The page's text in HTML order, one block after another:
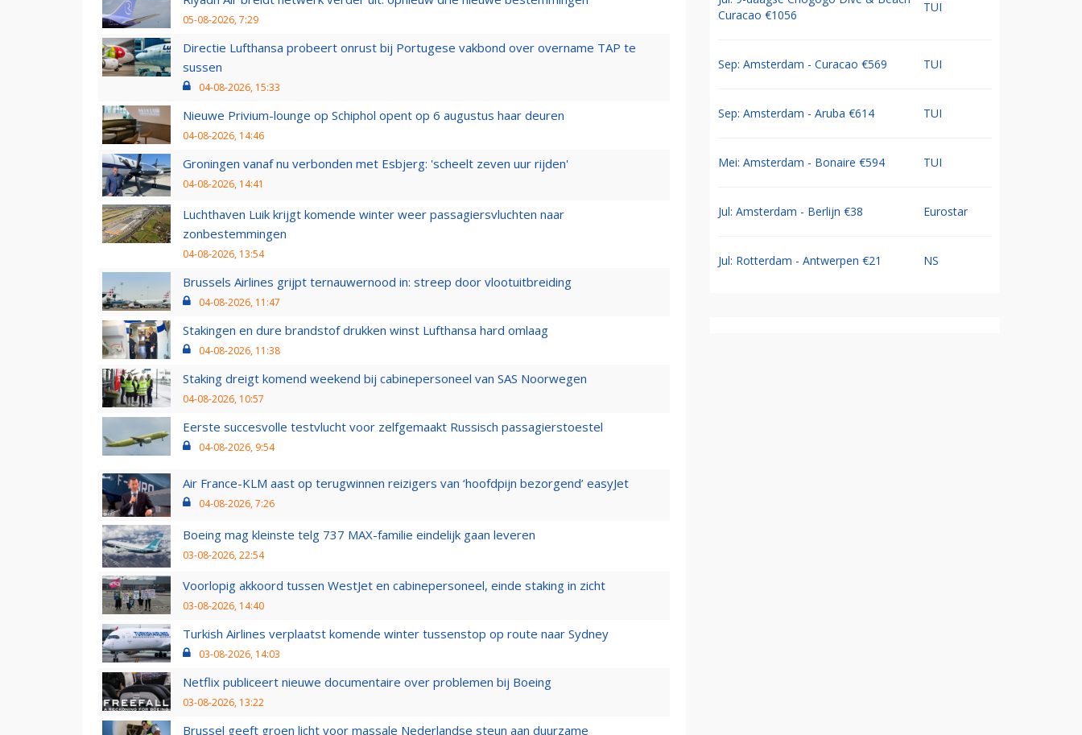
05-08-2026, 7:29
Directie Lufthansa probeert onrust bij Portugese vakbond over overname TAP te
sussen
04-08-2026, 15:33
Nieuwe Privium-lounge op Schiphol opent op 6 augustus haar deuren
04-08-2026, 14:46
Groningen vanaf nu verbonden met Esbjerg: 'scheelt zeven uur rijden'
04-08-2026, 14:41
Luchthaven Luik krijgt komende winter weer passagiersvluchten naar
zonbestemmingen
04-08-2026, 13:54
Brussels Airlines grijpt ternauwernood in: streep door vlootuitbreiding
04-08-2026, 11:47
Stakingen en dure brandstof drukken winst Lufthansa hard omlaag
04-08-2026, 11:38
Staking dreigt komend weekend bij cabinepersoneel van SAS Noorwegen
04-08-2026, 10:57
Eerste succesvolle testvlucht voor zelfgemaakt Russisch passagierstoestel
04-08-2026, 9:54
Air France-KLM aast op terugwinnen reizigers van ‘hoofdpijn bezorgend’ easyJet
04-08-2026, 7:26
Boeing mag kleinste telg 737 MAX-familie eindelijk gaan leveren
03-08-2026, 22:54
Voorlopig akkoord tussen WestJet en cabinepersoneel, einde staking in zicht
03-08-2026, 14:40
Turkish Airlines verplaatst komende winter tussenstop op route naar Sydney
03-08-2026, 14:03
Netflix publiceert nieuwe documentaire over problemen bij Boeing
03-08-2026, 13:22
Brussel geeft groen licht voor massale Nederlandse steun aan duurzame
Curacao €1056
TUI
Sep: Amsterdam - Curacao €569 TUI
Sep: Amsterdam - Aruba €614 TUI
Mei: Amsterdam - Bonaire €594 TUI
Jul: Amsterdam - Berlijn €38 Eurostar
Jul: Rotterdam - Antwerpen €21 NS